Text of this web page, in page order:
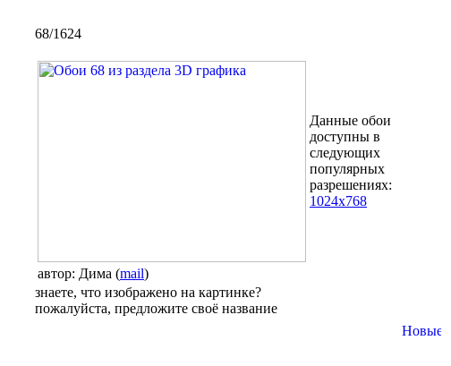
68/1624
Данные обои
доступны в
следующих
популярных
разрешениях:
1024x768
автор: Дима (mail)
знаете, что изображено на картинке?
пожалуйста, предложите своё название